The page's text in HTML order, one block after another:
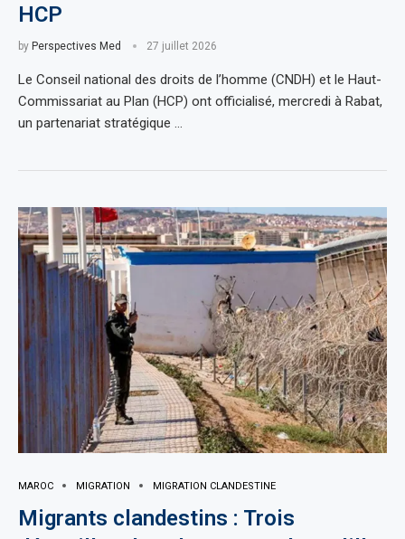
HCP
by Perspectives Med 27 juillet 2026
Le Conseil national des droits de l’homme (CNDH) et le Haut-
Commissariat au Plan (HCP) ont officialisé, mercredi à Rabat,
un partenariat stratégique …
MAROC MIGRATION MIGRATION CLANDESTINE
Migrants clandestins : Trois